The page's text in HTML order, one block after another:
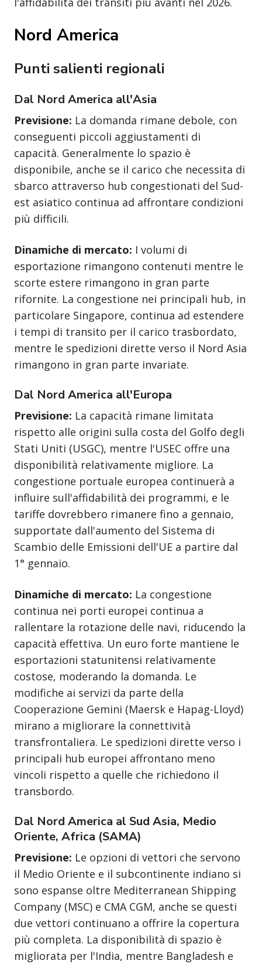
Nord America
Punti salienti regionali
Dal Nord America all'Asia
Previsione: La domanda rimane debole, con
conseguenti piccoli aggiustamenti di
capacità. Generalmente lo spazio è
disponibile, anche se il carico che necessita di
sbarco attraverso hub congestionati del Sud-
est asiatico continua ad affrontare condizioni
più difficili.
Dinamiche di mercato: I volumi di
esportazione rimangono contenuti mentre le
scorte estere rimangono in gran parte
rifornite. La congestione nei principali hub, in
particolare Singapore, continua ad estendere
i tempi di transito per il carico trasbordato,
mentre le spedizioni dirette verso il Nord Asia
rimangono in gran parte invariate.
Dal Nord America all'Europa
Previsione: La capacità rimane limitata
rispetto alle origini sulla costa del Golfo degli
Stati Uniti (USGC), mentre l'USEC offre una
disponibilità relativamente migliore. La
congestione portuale europea continuerà a
influire sull'affidabilità dei programmi, e le
tariffe dovrebbero rimanere fino a gennaio,
supportate dall'aumento del Sistema di
Scambio delle Emissioni dell'UE a partire dal
1° gennaio.
Dinamiche di mercato: La congestione
continua nei porti europei continua a
rallentare la rotazione delle navi, riducendo la
capacità effettiva. Un euro forte mantiene le
esportazioni statunitensi relativamente
costose, moderando la domanda. Le
modifiche ai servizi da parte della
Cooperazione Gemini (Maersk e Hapag-Lloyd)
mirano a migliorare la connettività
transfrontaliera. Le spedizioni dirette verso i
principali hub europei affrontano meno
vincoli rispetto a quelle che richiedono il
transbordo.
Dal Nord America al Sud Asia, Medio
Oriente, Africa (SAMA)
Previsione: Le opzioni di vettori che servono
il Medio Oriente e il subcontinente indiano si
sono espanse oltre Mediterranean Shipping
Company (MSC) e CMA CGM, anche se questi
due vettori continuano a offrire la copertura
più completa. La disponibilità di spazio è
migliorata per l'India, mentre Bangladesh e